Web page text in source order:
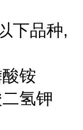
下品种,
铵
氢钾